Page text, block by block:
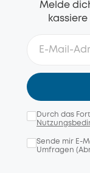
Melde
kassiere
Durch das
Sende mir E-
Umfragen